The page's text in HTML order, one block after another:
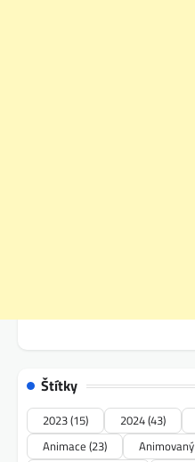
Štítky
2023(15) 2024(43)
Animace (23)